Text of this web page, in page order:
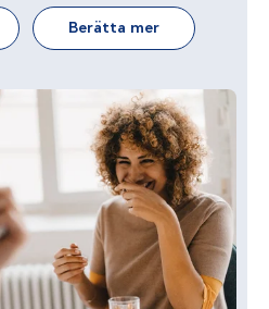
Berätta mer